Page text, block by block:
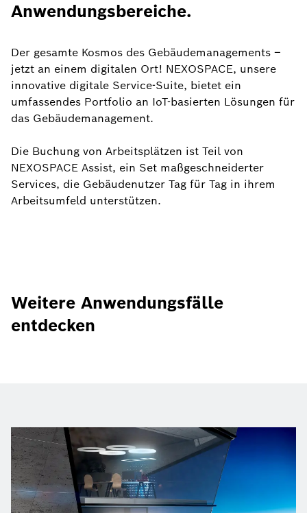
Anwendungsbereiche.
Der gesamte Kosmos des Gebäudemanagements –
jetzt an einem digitalen Ort! NEXOSPACE, unsere
innovative digitale Service-Suite, bietet ein
umfassendes Portfolio an IoT-basierten Lösungen für
das Gebäudemanagement.
Die Buchung von Arbeitsplätzen ist Teil von
NEXOSPACE Assist, ein Set maßgeschneiderter
Services, die Gebäudenutzer Tag für Tag in ihrem
Arbeitsumfeld unterstützen.
Weitere Anwendungsfälle
entdecken